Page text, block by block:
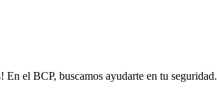
el BCP, buscamos ayudarte en tu seguridad.